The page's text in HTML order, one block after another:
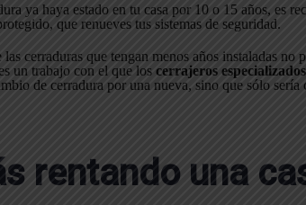
ya haya estado en tu casa por 10 o 15 años, es
que renueves tus sistemas de seguridad.
cerraduras que tengan menos años instaladas no
es un trabajo con el que los cerrajeros especializados
de cerradura por una nueva, sino que sólo
rentando una